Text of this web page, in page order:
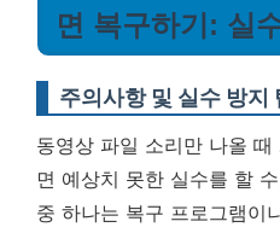
면 복구하기: 실
주의사항 및 실수 방지
동영상 파일 소리만 나올
면 예상치 못한 실수를 할
중 하나는 복구 프로그램이